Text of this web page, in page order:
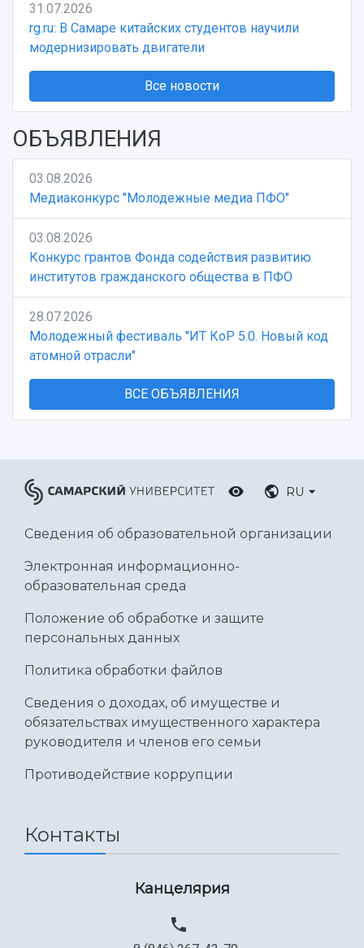
31.07.2026
rg.ru: В Самаре китайских студентов научили
модернизировать двигатели
Все новости
ОБЪЯВЛЕНИЯ
03.08.2026
Медиаконкурс "Молодежные медиа ПФО"
03.08.2026
Конкурс грантов Фонда содействия развитию
институтов гражданского общества в ПФО
28.07.2026
Молодежный фестиваль "ИТ КоР 5.0. Новый код
атомной отрасли"
ВСЕ ОБЪЯВЛЕНИЯ
RU
Сведения об образовательной организации
Электронная информационно-
образовательная среда
Положение об обработке и защите
персональных данных
Политика обработки файлов
Сведения о доходах, об имуществе и
обязательствах имущественного характера
руководителя и членов его семьи
Противодействие коррупции
Контакты
Канцелярия